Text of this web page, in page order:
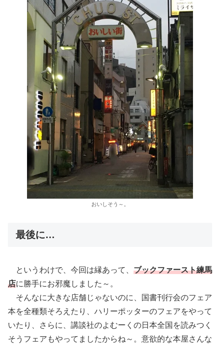
おいしそう～。
最後に…
というわけで、今回は縁あって、 ブックファースト練馬
店に勝手にお邪魔しました～。
そんなに大きな店舗じゃないのに、国書刊行会のフェア
本を全種類そろえたり、ハリーポッターのフェアをやって
いたり、さらに、講談社のよむーくの日本全国を読みつく
そうフェアもやってましたからね～。意欲的な本屋さんな